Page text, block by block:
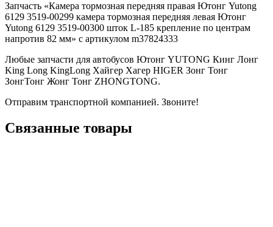
Запчасть «Камера тормозная передняя правая Ютонг Yutong
6129 3519-00299 камера тормозная передняя левая Ютонг
Yutong 6129 3519-00300 шток L-185 крепление по центрам
напротив 82 мм» с артикулом m37824333
Любые запчасти для автобусов Ютонг YUTONG Кинг Лонг
King Long KingLong Хайгер Хагер HIGER Зонг Тонг
ЗонгТонг Жонг Тонг ZHONGTONG.
Отправим транспортной компанией. Звоните!
Связанные товары